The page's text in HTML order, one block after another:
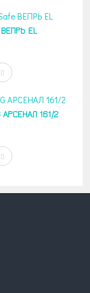
EL
161/2